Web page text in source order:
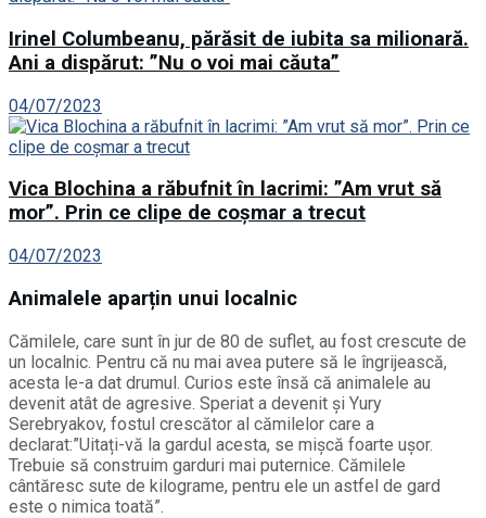
Irinel Columbeanu, părăsit de iubita sa milionară.
Ani a dispărut: ”Nu o voi mai căuta”
04/07/2023
Vica Blochina a răbufnit în lacrimi: ”Am vrut să
mor”. Prin ce clipe de coșmar a trecut
04/07/2023
Animalele aparțin unui localnic
Cămilele, care sunt în jur de 80 de suflet, au fost crescute de
un localnic. Pentru că nu mai avea putere să le îngrijească,
acesta le-a dat drumul. Curios este însă că animalele au
devenit atât de agresive. Speriat a devenit și Yury
Serebryakov, fostul crescător al cămilelor care a
declarat:”Uitați-vă la gardul acesta, se mişcă foarte uşor.
Trebuie să construim garduri mai puternice. Cămilele
cântăresc sute de kilograme, pentru ele un astfel de gard
este o nimica toată”.